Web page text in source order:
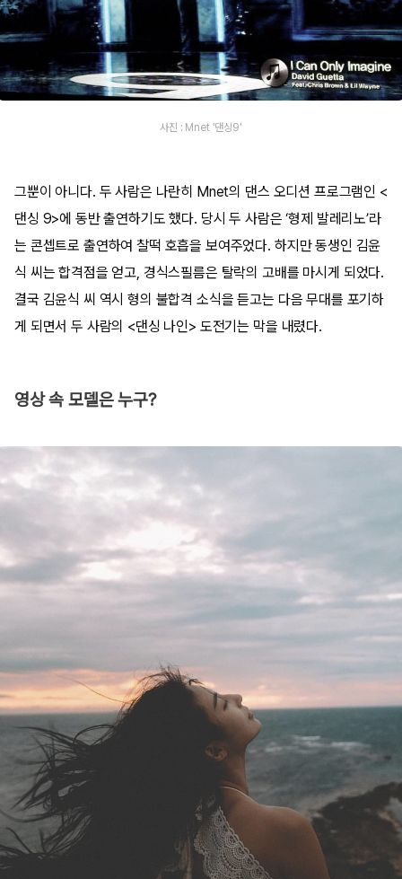
사진 : Mnet '댄싱9'
그뿐이 아니다. 두 사람은 나란히 Mnet의 댄스 오디션 프로그램인 <
댄싱 9>에 동반 출연하기도 했다. 당시 두 사람은 ‘형제 발레리노’라
는 콘셉트로 출연하여 찰떡 호흡을 보여주었다. 하지만 동생인 김윤
식 씨는 합격점을 얻고, 경식스필름은 탈락의 고배를 마시게 되었다.
결국 김윤식 씨 역시 형의 불합격 소식을 듣고는 다음 무대를 포기하
게 되면서 두 사람의 <댄싱 나인> 도전기는 막을 내렸다.
영상 속 모델은 누구?